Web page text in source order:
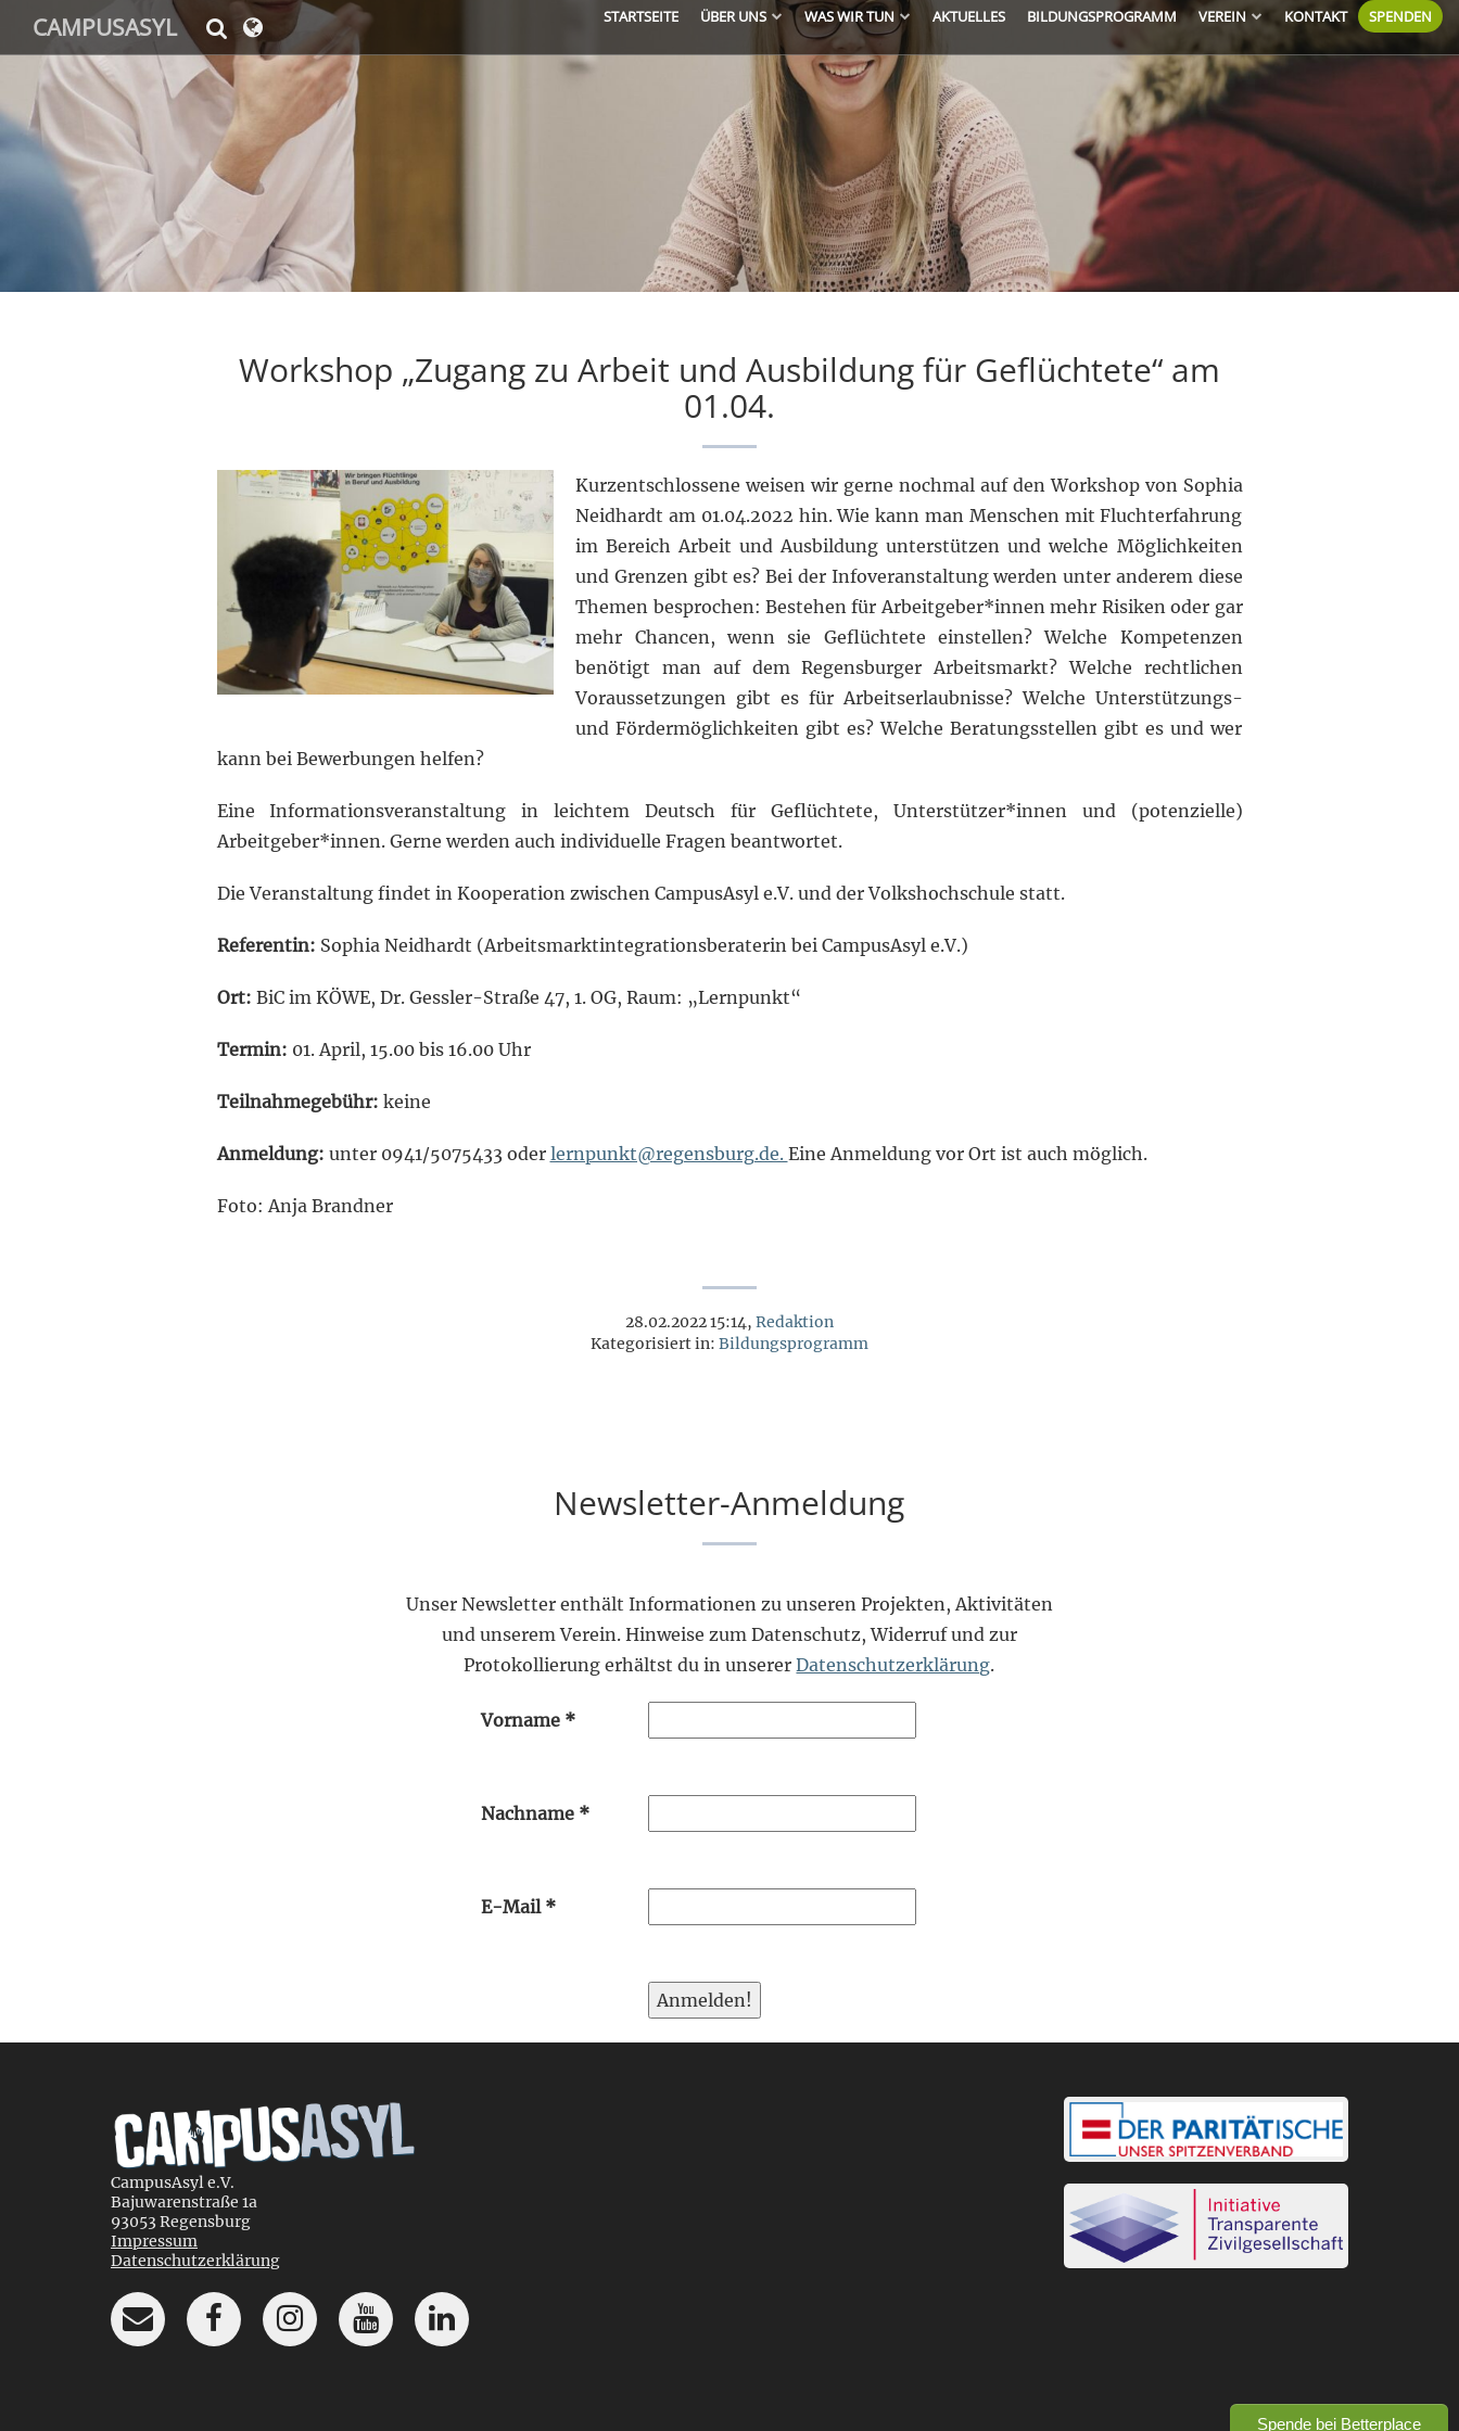
CAMPUSASYL STARTSEITE ÜBER UNS WAS WIR TUN AKTUELLES BILDUNGSPROGRAMM VEREIN KONTAKT SPENDEN
Workshop „Zugang zu Arbeit und Ausbildung für Geflüchtete“ am
01.04.
Kurzentschlossene weisen wir gerne nochmal auf den Workshop von Sophia
Neidhardt am 01.04.2022 hin. Wie kann man Menschen mit Fluchterfahrung
im Bereich Arbeit und Ausbildung unterstützen und welche Möglichkeiten
und Grenzen gibt es? Bei der Infoveranstaltung werden unter anderem diese
Themen besprochen: Bestehen für Arbeitgeber*innen mehr Risiken oder gar
mehr Chancen, wenn sie Geflüchtete einstellen? Welche Kompetenzen
benötigt man auf dem Regensburger Arbeitsmarkt? Welche rechtlichen
Voraussetzungen gibt es für Arbeitserlaubnisse? Welche Unterstützungs-
und Fördermöglichkeiten gibt es? Welche Beratungsstellen gibt es und wer
kann bei Bewerbungen helfen?
Eine Informationsveranstaltung in leichtem Deutsch für Geflüchtete, Unterstützer*innen und (potenzielle)
Arbeitgeber*innen. Gerne werden auch individuelle Fragen beantwortet.
Die Veranstaltung findet in Kooperation zwischen CampusAsyl e.V. und der Volkshochschule statt.
Referentin: Sophia Neidhardt (Arbeitsmarktintegrationsberaterin bei CampusAsyl e.V.)
Ort: BiC im KÖWE, Dr. Gessler-Straße 47, 1. OG, Raum: „Lernpunkt“
Termin: 01. April, 15.00 bis 16.00 Uhr
Teilnahmegebühr: keine
Anmeldung: unter 0941/5075433 oder lernpunkt@regensburg.de. Eine Anmeldung vor Ort ist auch möglich.
Foto: Anja Brandner
28.02.2022 15:14, Redaktion
Kategorisiert in: Bildungsprogramm
Newsletter-Anmeldung
Unser Newsletter enthält Informationen zu unseren Projekten, Aktivitäten
und unserem Verein. Hinweise zum Datenschutz, Widerruf und zur
Protokollierung erhältst du in unsererDatenschutzerklärung.
Vorname *
Nachname *
E-Mail *
Spende bei Betterplace
CampusAsyl e.V.
Bajuwarenstraße 1a
93053 Regensburg
Impressum
Datenschutzerklärung